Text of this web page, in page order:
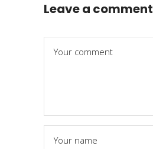
Leave a comment